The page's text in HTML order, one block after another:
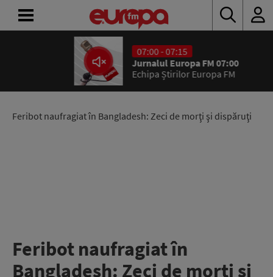
07:00 - 07:15
Jurnalul Europa FM 07:00
Echipa Știrilor Europa FM
Feribot naufragiat în Bangladesh: Zeci de morţi şi dispăruţi
Feribot naufragiat în
Bangladesh: Zeci de morţi şi
RADIO